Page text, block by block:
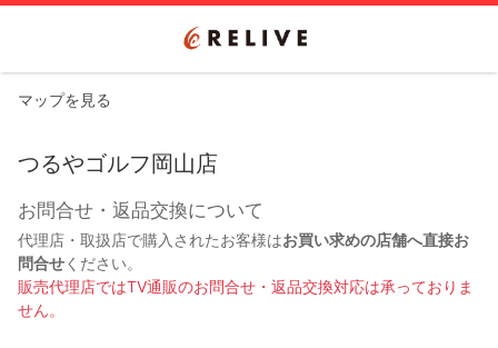
マップを見る
つるやゴルフ岡山店
お問合せ・返品交換について
代理店・取扱店で購入されたお客様はお買い求めの店舗へ直接お
問合せください。
販売代理店ではTV通販のお問合せ・返品交換対応は承っておりま
せん。